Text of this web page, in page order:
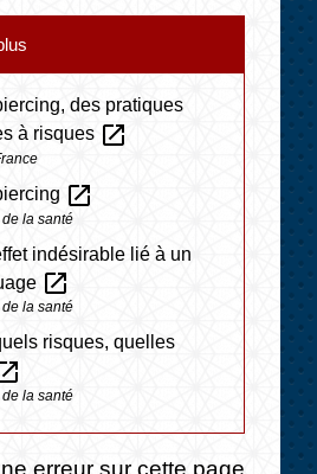
des pratiques
à risques open_in_new
open_in_new
la santé
indésirable lié à un
open_in_new
la santé
risques, quelles
la santé
erreur sur cette page